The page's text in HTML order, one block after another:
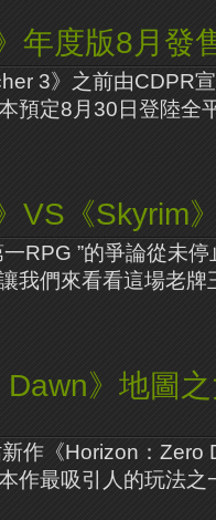
年度版8月發
3》之前由CDPR
預定8月30日登陸全
VS《Skyrim
RPG ”的爭論從未
我們來看看這場老牌
Dawn》地圖
作《Horizon：Zero
作最吸引人的玩法之